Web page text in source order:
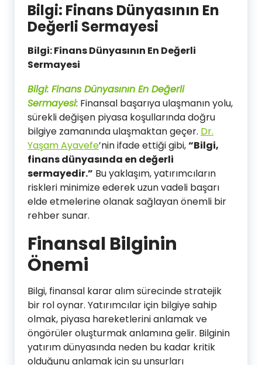
Bilgi: Finans Dünyasının En
Değerli Sermayesi
Bilgi: Finans Dünyasının En Değerli
Sermayesi
Bilgi: Finans Dünyasının En Değerli
Sermayesi: Finansal başarıya ulaşmanın yolu,
sürekli değişen piyasa koşullarında doğru
bilgiye zamanında ulaşmaktan geçer. Dr.
Yaşam Ayavefe’nin ifade ettiği gibi,“Bilgi,
finans dünyasında en değerli
sermayedir.” Bu yaklaşım, yatırımcıların
riskleri minimize ederek uzun vadeli başarı
elde etmelerine olanak sağlayan önemli bir
rehber sunar.
Finansal Bilginin
Önemi
Bilgi, finansal karar alım sürecinde stratejik
bir rol oynar. Yatırımcılar için bilgiye sahip
olmak, piyasa hareketlerini anlamak ve
öngörüler oluşturmak anlamına gelir. Bilginin
yatırım dünyasında neden bu kadar kritik
olduğunu anlamak için şu unsurları